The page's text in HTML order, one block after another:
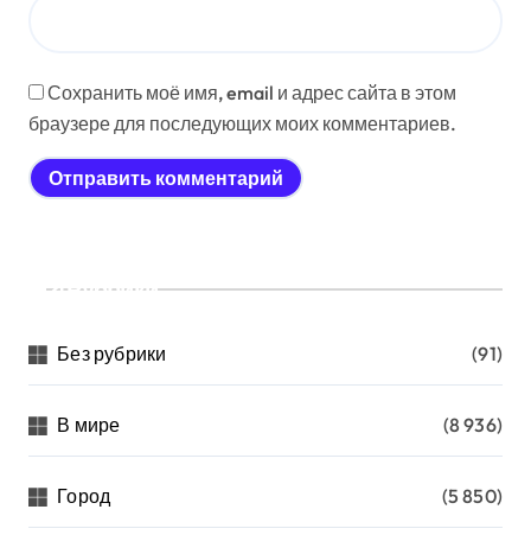
Сохранить моё имя, email и адрес сайта в этом
браузере для последующих моих комментариев.
Рубрики
Без рубрики (91)
В мире (8 936)
Город (5 850)